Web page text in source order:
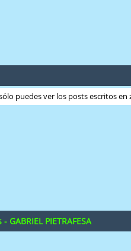
puedes ver los posts escritos
GABRIEL PIETRAFESA